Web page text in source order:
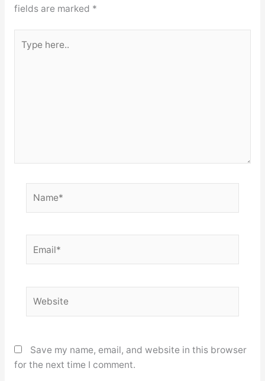
fields are marked *
here..
Save my name, email, and website in this browser
for the next time I comment.